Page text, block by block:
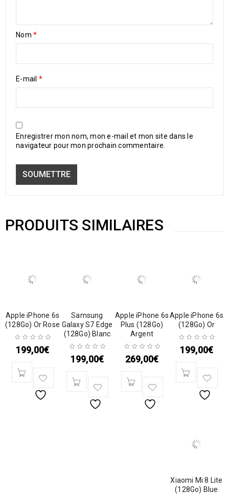
Nom *
E-mail *
Enregistrer mon nom, mon e-mail et mon site dans le
navigateur pour mon prochain commentaire.
PRODUITS SIMILAIRES
Apple iPhone 6s
(128Go) Or Rose
199,00€
Samsung
Galaxy S7 Edge
(128Go) Blanc
199,00€
Apple iPhone 6s
Plus (128Go)
Argent
269,00€
Apple iPhone 6s
(128Go) Or
199,00€
Xiaomi Mi 8 Lite
(128Go) Blue